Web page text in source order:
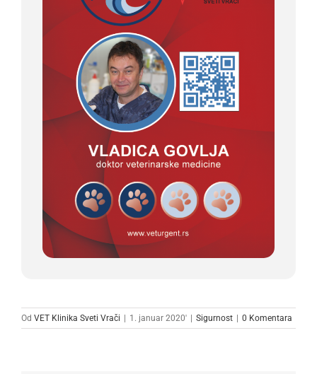
Od VET Klinika Sveti Vrači | 1. januar 2020' | Sigurnost | 0 Komentara